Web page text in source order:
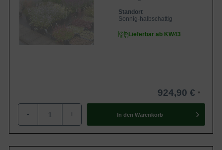
Standort
Sonnig-halbschattig
Lieferbar ab KW43
924,90 €
- + In den Warenkorb